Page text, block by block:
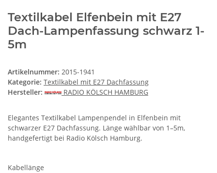
Textilkabel Elfenbein mit E27
Dach-Lampenfassung schwarz 1-
5m
Artikelnummer: 2015-1941
Kategorie: Textilkabel mit E27 Dachfassung
Hersteller:
RADIO KÖLSCH HAMBURG
Elegantes Textilkabel Lampenpendel in Elfenbein mit
schwarzer E27 Dachfassung. Länge wählbar von 1–5m,
handgefertigt bei Radio Kölsch Hamburg.
Kabellänge